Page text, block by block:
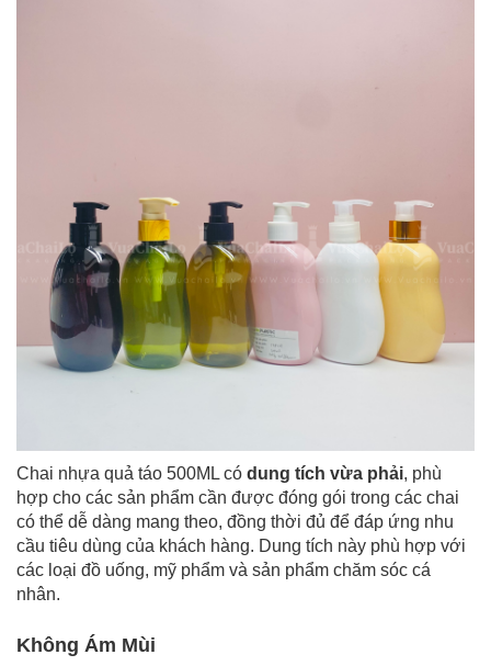
Chai nhựa quả táo 500ML có dung tích vừa phải, phù
hợp cho các sản phẩm cần được đóng gói trong các chai
có thể dễ dàng mang theo, đồng thời đủ để đáp ứng nhu
cầu tiêu dùng của khách hàng. Dung tích này phù hợp với
các loại đồ uống, mỹ phẩm và sản phẩm chăm sóc cá
nhân.
Không Ám Mùi